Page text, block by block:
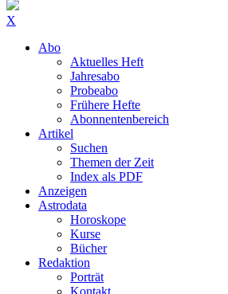
X
Abo
Aktuelles Heft
Jahresabo
Probeabo
Frühere Hefte
Abonnentenbereich
Artikel
Suchen
Themen der Zeit
Index als PDF
Anzeigen
Astrodata
Horoskope
Kurse
Bücher
Redaktion
Porträt
Kontakt